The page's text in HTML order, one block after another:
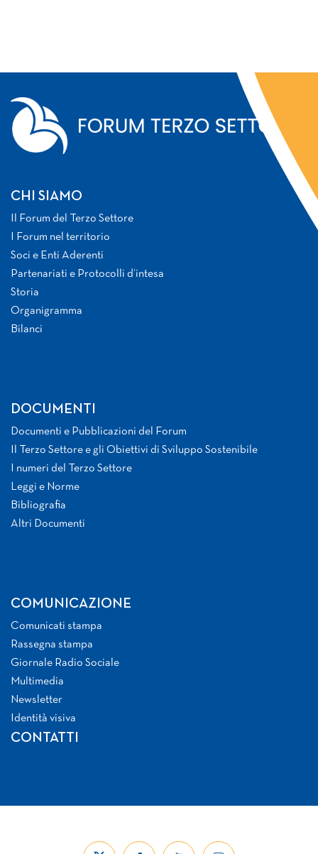
CHI SIAMO
Il Forum del Terzo Settore
I Forum nel territorio
Soci e Enti Aderenti
Partenariati e Protocolli d’intesa
Storia
Organigramma
Bilanci
DOCUMENTI
Documenti e Pubblicazioni del Forum
Il Terzo Settore e gli Obiettivi di Sviluppo Sostenibile
I numeri del Terzo Settore
Leggi e Norme
Bibliografia
Altri Documenti
COMUNICAZIONE
Comunicati stampa
Rassegna stampa
Giornale Radio Sociale
Multimedia
Newsletter
Identità visiva
CONTATTI